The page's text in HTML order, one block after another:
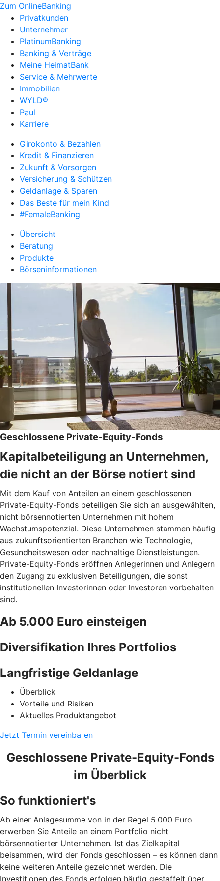
Zum OnlineBanking
Privatkunden
Unternehmer
PlatinumBanking
Banking & Verträge
Meine HeimatBank
Service & Mehrwerte
Immobilien
WYLD®
Paul
Karriere
Girokonto & Bezahlen
Kredit & Finanzieren
Zukunft & Vorsorgen
Versicherung & Schützen
Geldanlage & Sparen
Das Beste für mein Kind
#FemaleBanking
Übersicht
Beratung
Produkte
Börseninformationen
Geschlossene Private-Equity-Fonds
Kapitalbeteiligung an Unternehmen,
die nicht an der Börse notiert sind
Mit dem Kauf von Anteilen an einem geschlossenen
Private-Equity-Fonds beteiligen Sie sich an ausgewählten,
nicht börsennotierten Unternehmen mit hohem
Wachstumspotenzial. Diese Unternehmen stammen häufig
aus zukunftsorientierten Branchen wie Technologie,
Gesundheitswesen oder nachhaltige Dienstleistungen.
Private-Equity-Fonds eröffnen Anlegerinnen und Anlegern
den Zugang zu exklusiven Beteiligungen, die sonst
institutionellen Investorinnen oder Investoren vorbehalten
sind.
Ab 5.000 Euro einsteigen
Diversifikation Ihres Portfolios
Langfristige Geldanlage
Überblick
Vorteile und Risiken
Aktuelles Produktangebot
Jetzt Termin vereinbaren
Geschlossene Private-Equity-Fonds
im Überblick
So funktioniert's
Ab einer Anlagesumme von in der Regel 5.000 Euro
erwerben Sie Anteile an einem Portfolio nicht
börsennotierter Unternehmen. Ist das Zielkapital
beisammen, wird der Fonds geschlossen – es können dann
keine weiteren Anteile gezeichnet werden. Die
Investitionen des Fonds erfolgen häufig gestaffelt über